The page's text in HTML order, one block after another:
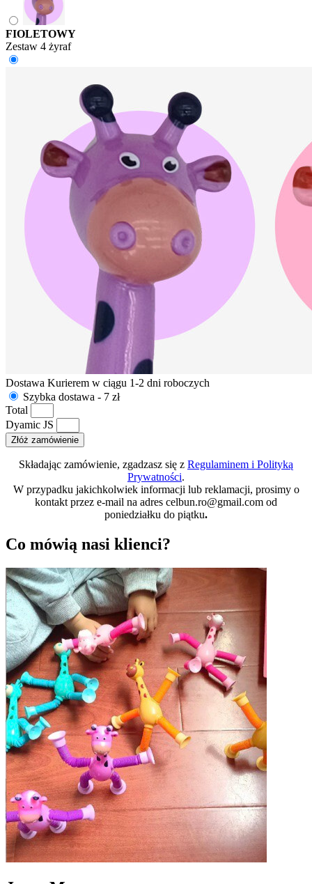
FIOLETOWY
Zestaw 4 żyraf
Dostawa Kurierem w ciągu 1-2 dni roboczych
Szybka dostawa - 7 zł
Total
Dyamic JS
Złóż zamówienie
Składając zamówienie, zgadzasz się z Regulaminem i Polityką
Prywatności.
W przypadku jakichkolwiek informacji lub reklamacji, prosimy o
kontakt przez e-mail na adres celbun.ro@gmail.com od
poniedziałku do piątku.
Co mówią nasi klienci?​